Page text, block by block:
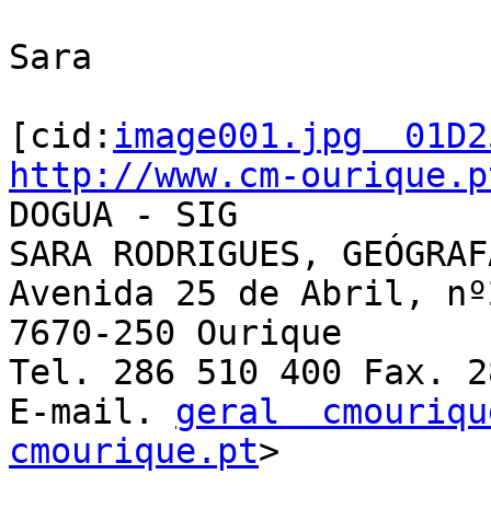
Sara
[cid: image001.jpg
http://www.cm-
DOGUA - SIG
SARA RODRIGUES,
Avenida 25 de Abril,
7670-250 Ourique
Tel. 286 510 400 Fax.
E-mail. geral
cmourique.pt>